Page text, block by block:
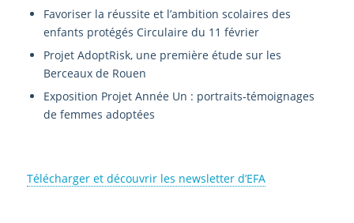
Favoriser la réussite et l’ambition scolaires des
enfants protégés Circulaire du 11 février
Projet AdoptRisk, une première étude sur les
Berceaux de Rouen
Exposition Projet Année Un : portraits-témoignages
de femmes adoptées
Télécharger et découvrir les newsletter d’EFA